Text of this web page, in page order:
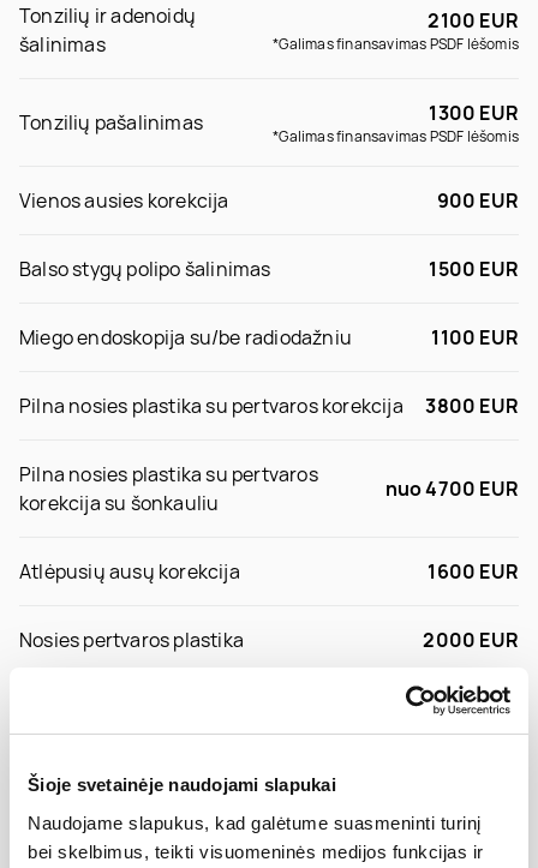
Šioje svetainėje naudojami slapukai
Naudojame slapukus, kad galėtume suasmeninti turinį
bei skelbimus, teikti visuomeninės medijos funkcijas ir
Tonzilių ir adenoidų
šalinimas
2100 EUR
*Galimas finansavimas PSDF lėšomis
Tonzilių pašalinimas 1300 EUR
*Galimas finansavimas PSDF lėšomis
Vienos ausies korekcija 900 EUR
Balso stygų polipo šalinimas 1500 EUR
Miego endoskopija su/be radiodažniu 1100 EUR
Pilna nosies plastika su pertvaros korekcija 3800 EUR
Pilna nosies plastika su pertvaros
korekcija su šonkauliu
nuo 4700 EUR
Atlėpusių ausų korekcija 1600 EUR
Nosies pertvaros plastika 2000 EUR
3000 EUR
Smakro plastika su implantu
Rinofimos gydymas 2000 EUR